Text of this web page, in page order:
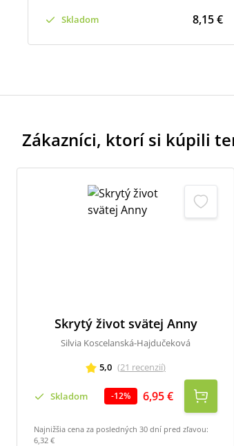
Skladom 8,15 €
Zákazníci, ktorí si kúpili
Skrytý život svätej Anny
Silvia Koscelanská-Hajdučeková
5,0 (21 recenzií)
Skladom -12% 6,95 €
Najnižšia cena za posledných 30 dní pred zľavou:
6,32 €